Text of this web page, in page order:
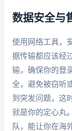
数据安全与
使用网络工具，
据传输都应该经
输，确保你的登
全，避免被窃听
到突发问题，这
就是你的定心丸
队，能让你在海